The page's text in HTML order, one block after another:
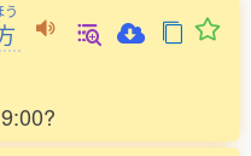
う